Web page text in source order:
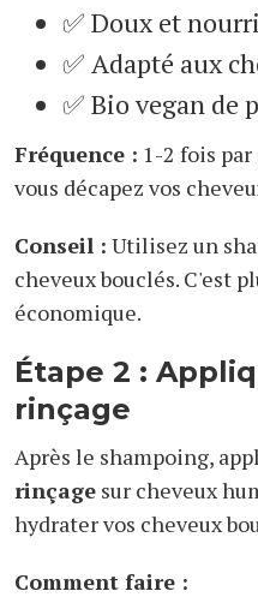
✅ Doux et
✅ Adapté aux
✅ Bio vegan de
Fréquence : 1-2 fois
vous décapez vos
Conseil : Utilisez un
cheveux bouclés. C'est
économique.
Étape 2 :
rinçage
Après le shampoing,
rinçage sur cheveux
hydrater vos cheveux
Comment faire :